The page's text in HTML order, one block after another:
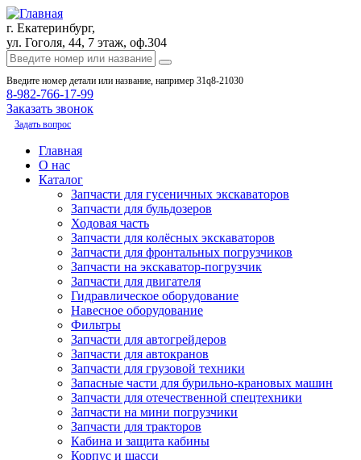
г. Екатеринбург,
ул. Гоголя, 44, 7 этаж, оф.304
Введите номер детали или название, например 31q8-21030
8-982-766-17-99
Заказать звонок
Задать вопрос
Главная
О нас
Каталог
Запчасти для гусеничных экскаваторов
Запчасти для бульдозеров
Ходовая часть
Запчасти для колёсных экскаваторов
Запчасти для фронтальных погрузчиков
Запчасти на экскаватор-погрузчик
Запчасти для двигателя
Гидравлическое оборудование
Навесное оборудование
Фильтры
Запчасти для автогрейдеров
Запчасти для автокранов
Запчасти для грузовой техники
Запасные части для бурильно-крановых машин
Запчасти для отечественной спецтехники
Запчасти на мини погрузчики
Запчасти для тракторов
Кабина и защита кабины
Корпус и шасси